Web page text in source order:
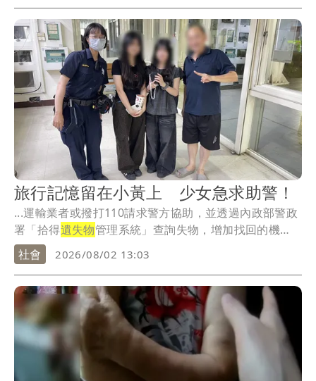
旅行記憶留在小黃上 少女急求助警！
...運輸業者或撥打110請求警方協助，並透過內政部警政
署「拾得遺失物管理系統」查詢失物，增加找回的機
會。
社會 2026/08/02 13:03